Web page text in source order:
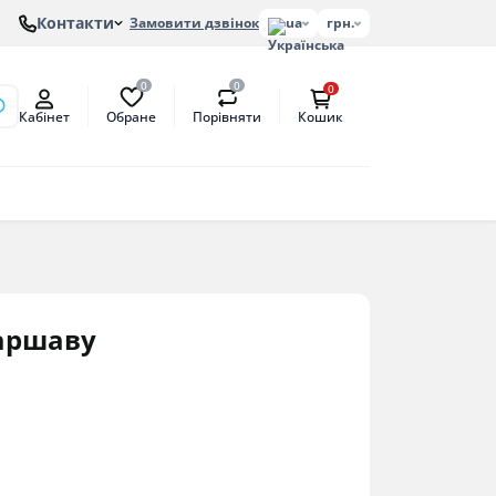
Контакти Замовити дзвінок ua грн.
Кабінет
0
Обране
0
Порівняти
0
Кошик